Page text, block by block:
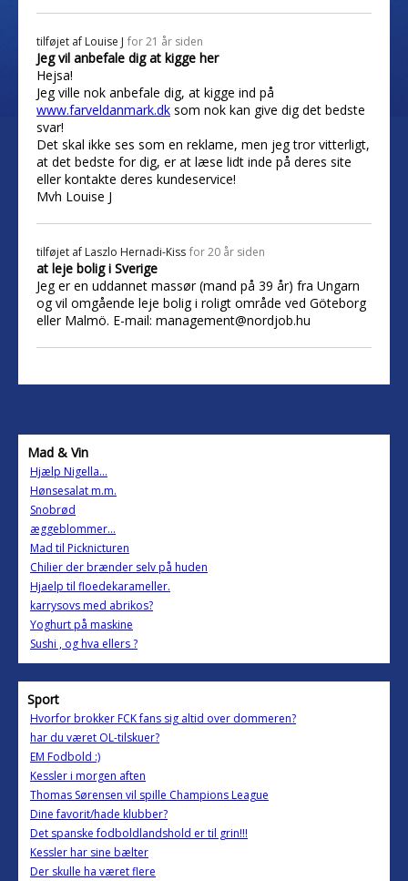
tilføjet af Louise J for 21 år siden
Jeg vil anbefale dig at kigge her
Hejsa!
Jeg ville nok anbefale dig, at kigge ind på
www.farveldanmark.dk som nok kan give dig det bedste
svar!
Det skal ikke ses som en reklame, men jeg tror vitterligt,
at det bedste for dig, er at læse lidt inde på deres site
eller kontakte deres kundeservice!
Mvh Louise J
tilføjet af Laszlo Hernadi-Kiss for 20 år siden
at leje bolig i Sverige
Jeg er en uddannet massør (mand på 39 år) fra Ungarn
og vil omgående leje bolig i roligt område ved Göteborg
eller Malmö. E-mail: management@nordjob.hu
Mad & Vin
Hjælp Nigella...
Hønsesalat m.m.
Snobrød
æggeblommer...
Mad til Picknicturen
Chilier der brænder selv på huden
Hjaelp til floedekarameller.
karrysovs med abrikos?
Yoghurt på maskine
Sushi , og hva ellers ?
Sport
Hvorfor brokker FCK fans sig altid over dommeren?
har du været OL-tilskuer?
EM Fodbold :)
Kessler i morgen aften
Thomas Sørensen vil spille Champions League
Dine favorit/hade klubber?
Det spanske fodboldlandshold er til grin!!!
Kessler har sine bælter
Der skulle ha været flere